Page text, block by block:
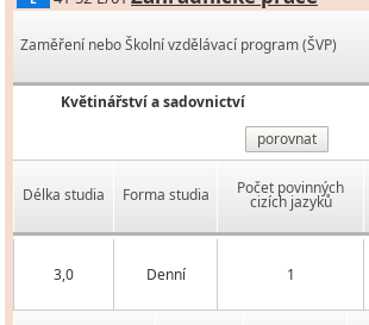
Zaměření nebo Školní vzdělávací program (ŠVP)
Květinářství a sadovnictví
porovnat
Délka studia Forma studia Počet povinných
cizích jazyků
3,0 Denní 1